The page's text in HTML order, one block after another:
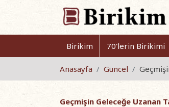
Birikim 70'lerin Birikimi
Anasayfa Güncel
Geçmişin Geleceğe Uzanan